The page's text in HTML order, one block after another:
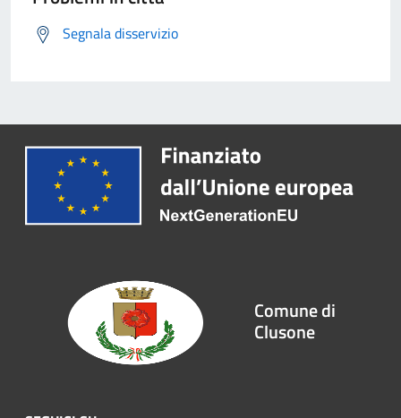
Segnala disservizio
Comune di
Clusone